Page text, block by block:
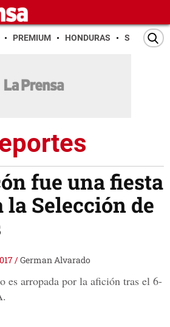
PREMIUM HONDURAS SAN PEDRO
fue una fiesta
Selección de
/German Alvarado
es arropada por la afición tras el 6-